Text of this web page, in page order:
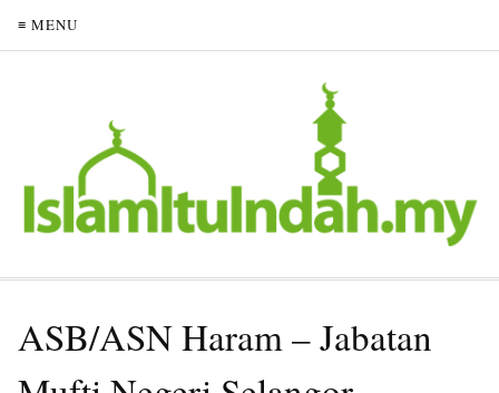
≡ MENU
ASB/ASN Haram – Jabatan